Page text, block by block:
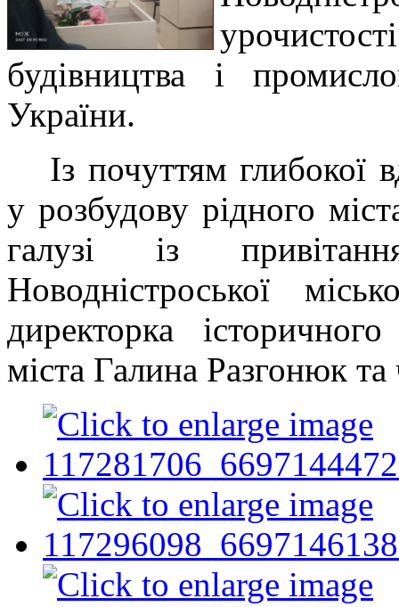
будівництва і
України.
Із почуттям глибокої
у розбудову рідного
галузі із
Новодністроської
директорка
міста Галина Разгонюк та